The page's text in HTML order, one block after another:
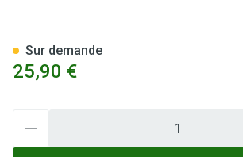
25,90 €
Sur demande